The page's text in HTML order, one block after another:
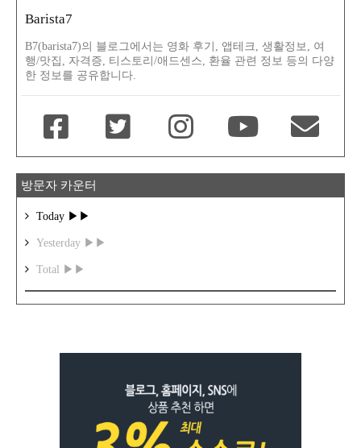
Barista7
B7(barista7)의 블로그에서는 영화 후기, 앱테크, 생활정보, 여
행/맛집, 자격증, 티스토리/애드센스, 환율 관련 정보 등의 다양
한 정보를 공유합니다.
방문자 카운터
Today ▶▶
Yesterday ▶▶
Total ▶▶